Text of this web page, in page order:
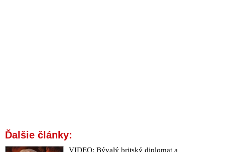
Ďalšie články:
VIDEO: Bývalý britský diplomat a